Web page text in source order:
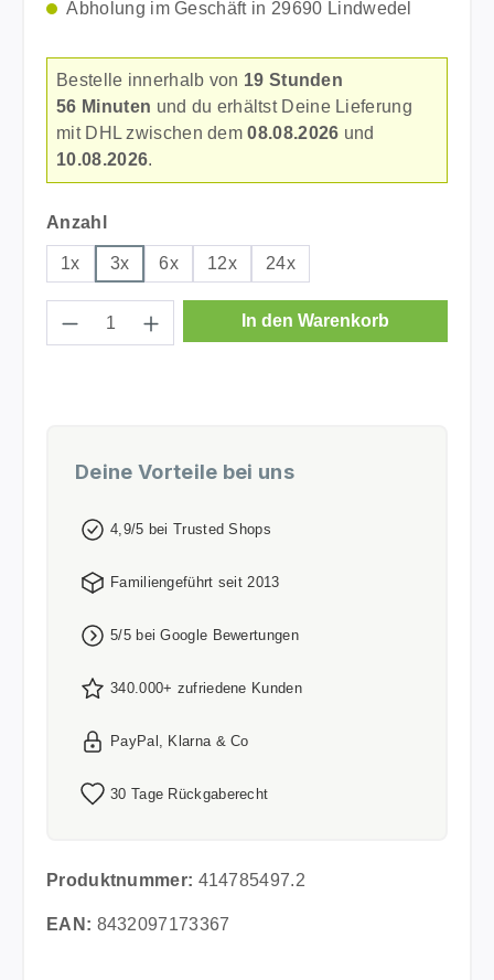
Abholung im Geschäft in 29690 Lindwedel
Bestelle innerhalb von 19 Stunden
56 Minuten und du erhältst Deine Lieferung
mit DHL zwischen dem08.08.2026 und
10.08.2026.
Anzahl auswählen
1x 3x 6x 12x 24x
Produkt Anzahl: Gib den gewünschten
In den Warenkorb
Deine Vorteile bei uns
4,9/5 bei Trusted Shops
Familiengeführt seit 2013
5/5 bei Google Bewertungen
340.000+ zufriedene Kunden
PayPal, Klarna & Co
30 Tage Rückgaberecht
Produktnummer: 414785497.2
EAN: 8432097173367